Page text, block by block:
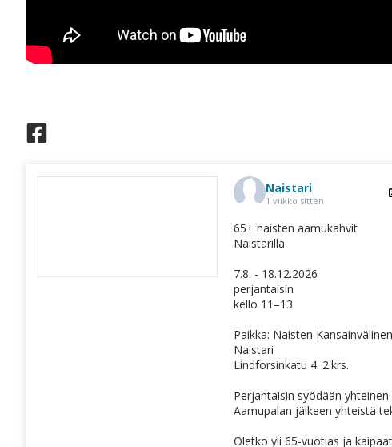
Naistari
1 viikko sitten
(linkki
uuteen
ikkunaan)
65+ naisten aamukahvit
Naistarilla
7.8. - 18.12.2026
perjantaisin
kello 11–13
Paikka: Naisten
Naistari
Lindforsinkatu 4. 2.krs.
Perjantaisin syödään
Aamupalan jälkeen yhteistä
Oletko yli 65-vuotias ja